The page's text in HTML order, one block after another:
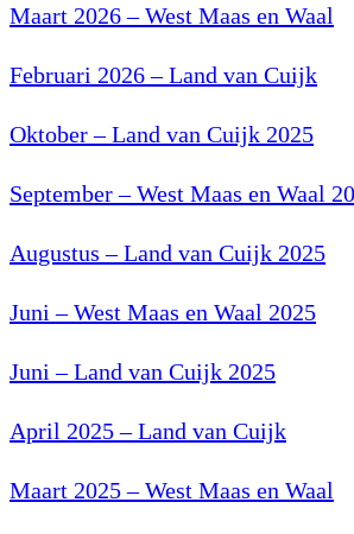
Maart 2026 – West Maas en Waal
Februari 2026 – Land van Cuijk
Oktober – Land van Cuijk 2025
September – West Maas en Waal
Augustus – Land van Cuijk 2025
Juni – West Maas en Waal 2025
Juni – Land van Cuijk 2025
April 2025 – Land van Cuijk
Maart 2025 – West Maas en Waal